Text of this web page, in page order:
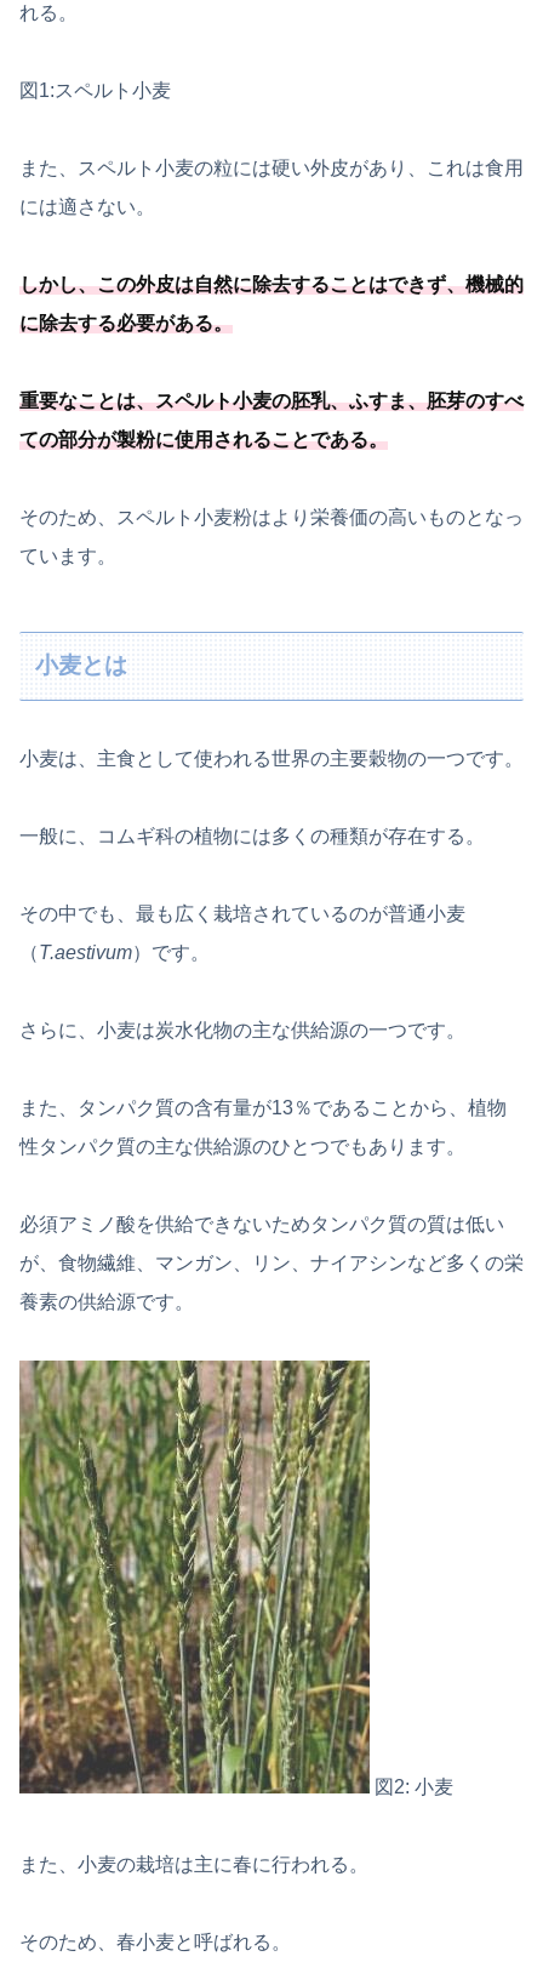
れる。
図1:スペルト小麦
また、スペルト小麦の粒には硬い外皮があり、これは食用
には適さない。
しかし、この外皮は自然に除去することはできず、機械的
に除去する必要がある。
重要なことは、スペルト小麦の胚乳、ふすま、胚芽のすべ
ての部分が製粉に使用されることである。
そのため、スペルト小麦粉はより栄養価の高いものとなっ
ています。
小麦とは
小麦は、主食として使われる世界の主要穀物の一つです。
一般に、コムギ科の植物には多くの種類が存在する。
その中でも、最も広く栽培されているのが普通小麦
（T.aestivum）です。
さらに、小麦は炭水化物の主な供給源の一つです。
また、タンパク質の含有量が13％であることから、植物
性タンパク質の主な供給源のひとつでもあります。
必須アミノ酸を供給できないためタンパク質の質は低い
が、食物繊維、マンガン、リン、ナイアシンなど多くの栄
養素の供給源です。
図2: 小麦
また、小麦の栽培は主に春に行われる。
そのため、春小麦と呼ばれる。